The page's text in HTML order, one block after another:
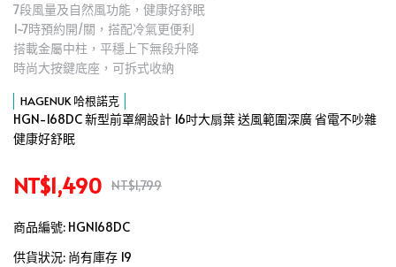
7段風量及自然風功能，健康好舒眠
1~7時預約開/關，搭配冷氣更便利
搭載金屬中柱，平穩上下無段升降
時尚大按鍵底座，可拆式收納
HAGENUK 哈根諾克
HGN-168DC 新型前罩網設計 16吋大扇葉 送風範圍深廣 省電不吵雜
健康好舒眠
NT$1,490 NT$1,799
商品編號: HGN168DC
供貨狀況: 尚有庫存 19